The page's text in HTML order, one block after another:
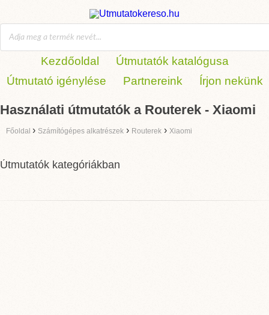
Kezdőoldal
Útmutatók katalógusa
Útmutató igénylése
Partnereink Írjon nekünk
Használati útmutatók a Routerek - Xiaomi
Főoldal › Számítógépes alkatrészek › Routerek › Xiaomi
Útmutatók kategóriákban